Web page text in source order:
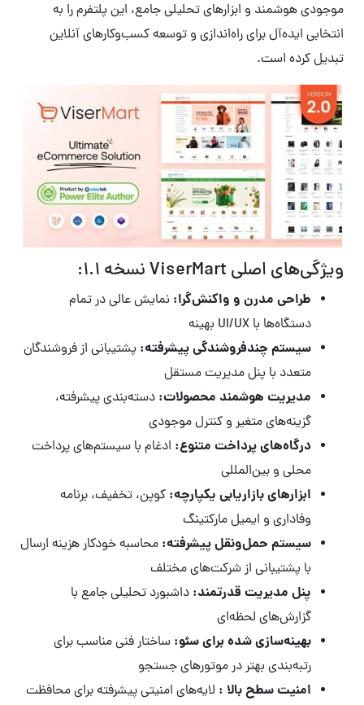
موجودی هوشمند و ابزارهای تحلیلی جامع، این پلتفرم را به
انتخابی ایده‌آل برای راه‌اندازی و توسعه کسب‌وکارهای آنلاین
تبدیل کرده است.
ویژگی‌های اصلی ViserMart نسخه 1.1:
طراحی مدرن و واکنش‌گرا: نمایش عالی در تمام
دستگاه‌ها با UI/UX بهینه
سیستم چندفروشندگی پیشرفته: پشتیبانی از فروشندگان
متعدد با پنل مدیریت مستقل
مدیریت هوشمند محصولات: دسته‌بندی پیشرفته،
گزینه‌های متغیر و کنترل موجودی
درگاه‌های پرداخت متنوع: ادغام با سیستم‌های پرداخت
محلی و بین‌المللی
ابزارهای بازاریابی یکپارچه: کوپن، تخفیف، برنامه
وفاداری و ایمیل مارکتینگ
سیستم حمل‌ونقل پیشرفته: محاسبه خودکار هزینه ارسال
با پشتیبانی از شرکت‌های مختلف
پنل مدیریت قدرتمند: داشبورد تحلیلی جامع با
گزارش‌های لحظه‌ای
بهینه‌سازی شده برای سئو: ساختار فنی مناسب برای
رتبه‌بندی بهتر در موتورهای جستجو
امنیت سطح بالا : لایه‌های امنیتی پیشرفته برای محافظت